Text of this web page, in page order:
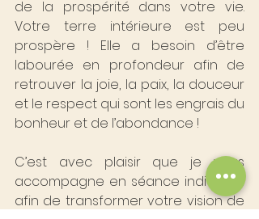
de la prospérité dans votre vie.
Votre terre intérieure est peu
prospère ! Elle a besoin d’être
labourée en profondeur afin de
retrouver la joie, la paix, la douceur
et le respect qui sont les engrais du
bonheur et de l’abondance !
C’est avec plaisir que je vous
accompagne en séance individuel
afin de transformer votre vision de